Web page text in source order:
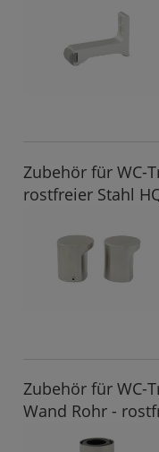
Zubehör für WC-
rostfreier Stahl
Zubehör für WC-
Wand Rohr -